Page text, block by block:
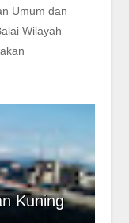
Umum dan
Wilayah
Kuning